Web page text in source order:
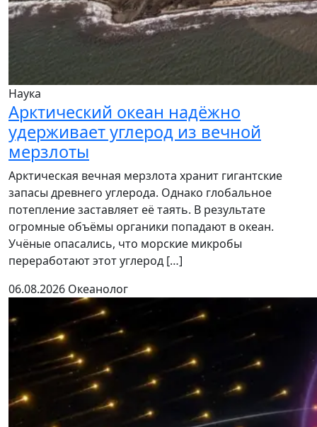
Наука
Арктический океан надёжно
удерживает углерод из вечной
мерзлоты
Арктическая вечная мерзлота хранит гигантские
запасы древнего углерода. Однако глобальное
потепление заставляет её таять. В результате
огромные объёмы органики попадают в океан.
Учёные опасались, что морские микробы
переработают этот углерод […]
06.08.2026 Океанолог